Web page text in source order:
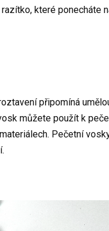
které ponecháte
připomíná
můžete použít k
Pečetní